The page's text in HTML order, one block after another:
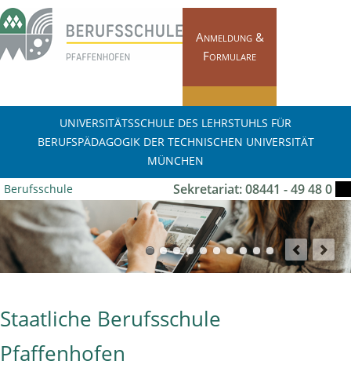
überspringen
Anmeldung &
Formulare
Pläne & Termine
Fachbereiche
Schulleben
UNIVERSITÄTSSCHULE DES LEHRSTUHLS FÜR
BERUFSPÄDAGOGIK DER TECHNISCHEN UNIVERSITÄT
MÜNCHEN
Berufsschule
Pfaffenhofen
Start
Sekretariat: 08441 - 49 48 0
FOS / BOS Scheyern
Staatliche Berufsschule
Pfaffenhofen